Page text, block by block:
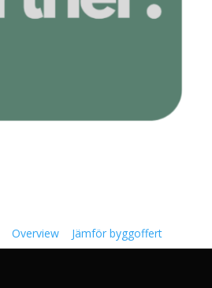
Overview Jämför byggoffert